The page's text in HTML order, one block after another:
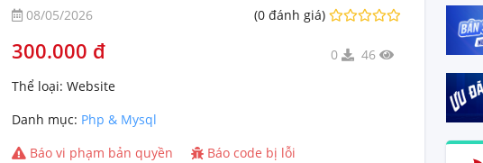
08/05/2026 (0 đánh giá)
300.000 đ 0
46
Thể loại:Website
Danh mục: Php & Mysql
Báo vi phạm bản quyền
Báo code bị lỗi